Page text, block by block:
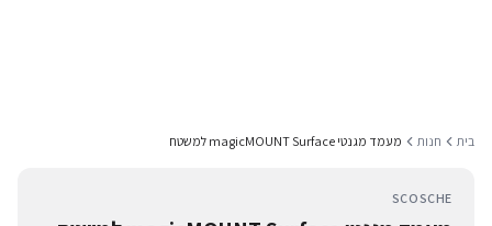
בית חנות מעמד מגנטי magicMOUNT Surface למשטח
SCOSCHE